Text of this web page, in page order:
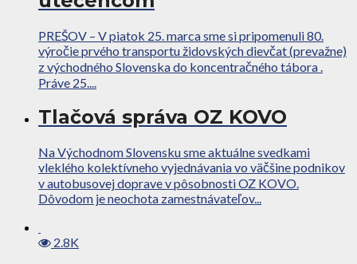
PREŠOV – V piatok 25. marca sme si pripomenuli 80.
výročie prvého transportu židovských dievčat (prevažne)
z východného Slovenska do koncentračného tábora .
Práve 25....
Tlačová správa OZ KOVO
Na Východnom Slovensku sme aktuálne svedkami
vleklého kolektívneho vyjednávania vo väčšine podnikov
v autobusovej doprave v pôsobnosti OZ KOVO.
Dôvodom je neochota zamestnávateľov...
2.8K